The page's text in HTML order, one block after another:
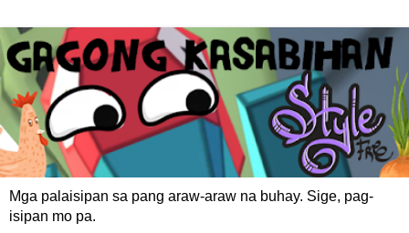
Mga palaisipan sa pang araw-araw na buhay. Sige, pag-
isipan mo pa.